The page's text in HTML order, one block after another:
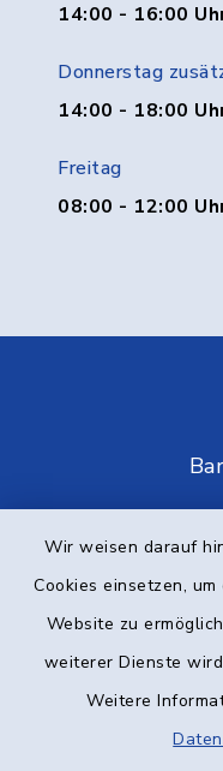
Wir weisen darauf
Cookies einsetzen,
Website zu
weiterer Dienste
Weitere
14:00 - 16:00
Donnerstag
14:00 - 18:00
Freitag
08:00 - 12:00